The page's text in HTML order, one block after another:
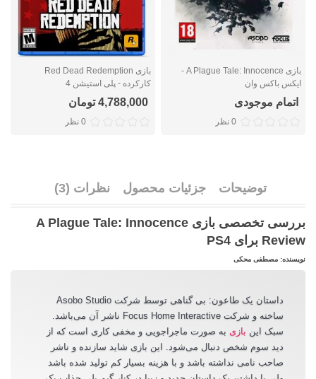
بازی A Plague Tale: Innocence -
ایکس باکس وان
اتمام موجودی
0 نظر
بازی Red Dead Redemption
کارکرده - پلی استیشن 4
4,788,000 تومان
0 نظر
توضیحات جزئیات محصول نظرات (3)
بررسی تخصصی بازی A Plague Tale: Innocence
Review برای PS4
نویسنده: مصطفی محکی
داستان یک طاعون: بی گناهی توسط شرکت Asobo Studio
ساخته و شرکت Focus Home Interactive ناشر آن ‌می‌باشد.
سبک این بازی به صورت ماجراجویی و مخفی کاری است که از
دید سوم شخص دنبال ‌می‌شود. این بازی شاید سازنده و ناشر
صاحب نا‌می‌ نداشته باشد و با هزینه بسیار کم تولید شده باشد